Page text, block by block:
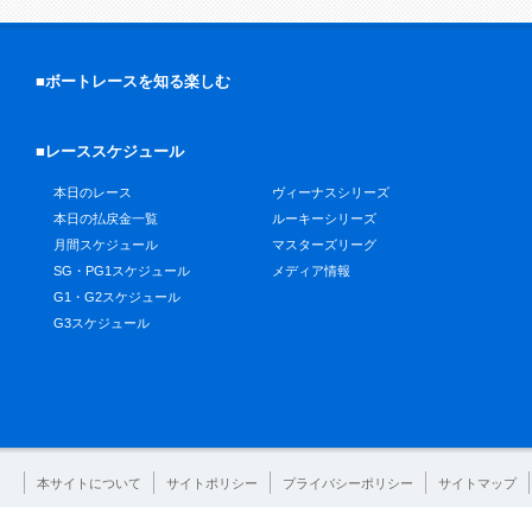
■ボートレースを知る楽しむ
■レーススケジュール
本日のレース
本日の払戻金一覧
月間スケジュール
SG・PG1スケジュール
G1・G2スケジュール
G3スケジュール
ヴィーナスシリーズ
ルーキーシリーズ
マスターズリーグ
メディア情報
本サイトについて サイトポリシー プライバシーポリシー サイトマップ